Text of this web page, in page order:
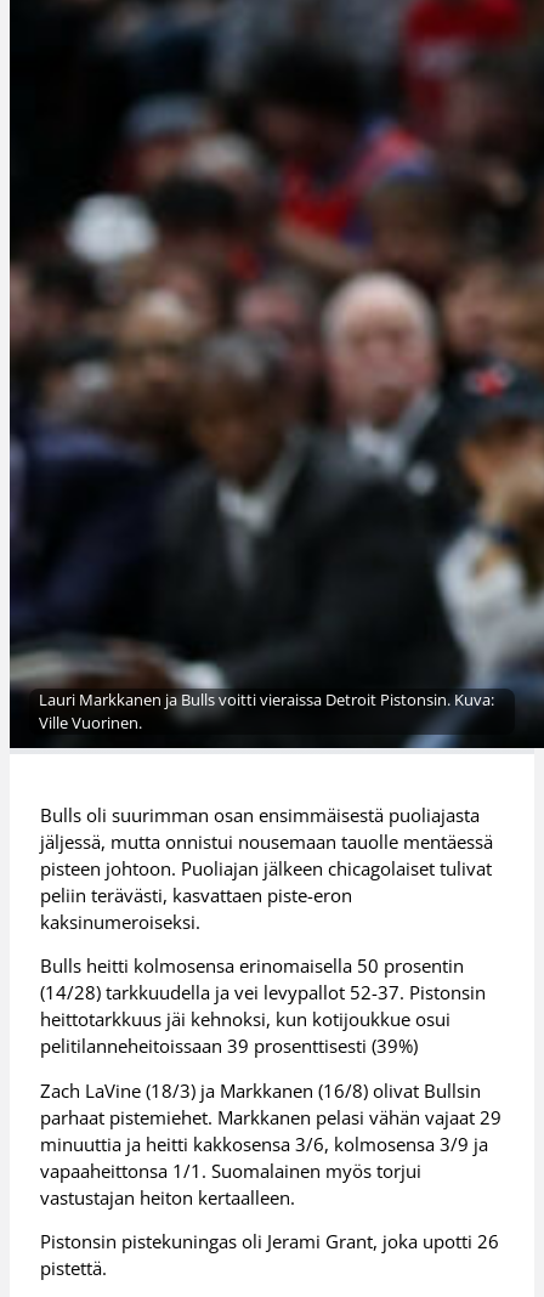
Lauri Markkanen ja Bulls voitti vieraissa Detroit Pistonsin. Kuva:
Ville Vuorinen.
Bulls oli suurimman osan ensimmäisestä puoliajasta
jäljessä, mutta onnistui nousemaan tauolle mentäessä
pisteen johtoon. Puoliajan jälkeen chicagolaiset tulivat
peliin terävästi, kasvattaen piste-eron
kaksinumeroiseksi.
Bulls heitti kolmosensa erinomaisella 50 prosentin
(14/28) tarkkuudella ja vei levypallot 52-37. Pistonsin
heittotarkkuus jäi kehnoksi, kun kotijoukkue osui
pelitilanneheitoissaan 39 prosenttisesti (39%)
Zach LaVine (18/3) ja Markkanen (16/8) olivat Bullsin
parhaat pistemiehet. Markkanen pelasi vähän vajaat 29
minuuttia ja heitti kakkosensa 3/6, kolmosensa 3/9 ja
vapaaheittonsa 1/1. Suomalainen myös torjui
vastustajan heiton kertaalleen.
Pistonsin pistekuningas oli Jerami Grant, joka upotti 26
pistettä.